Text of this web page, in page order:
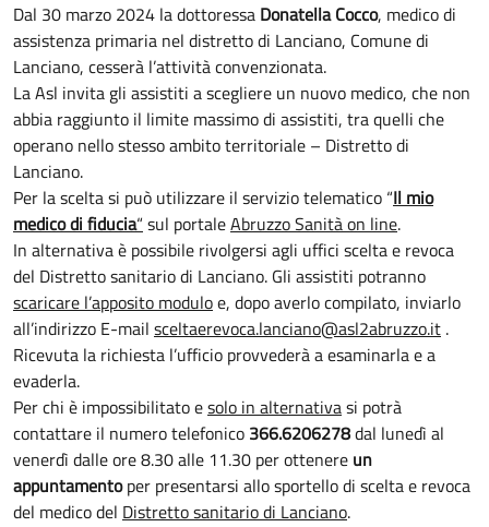
Dal 30 marzo 2024 la dottoressa Donatella Cocco, medico di
assistenza primaria nel distretto di Lanciano, Comune di
Lanciano, cesserà l’attività convenzionata.
La Asl invita gli assistiti a scegliere un nuovo medico, che non
abbia raggiunto il limite massimo di assistiti, tra quelli che
operano nello stesso ambito territoriale – Distretto di
Lanciano.
Per la scelta si può utilizzare il servizio telematico “Il mio
medico di fiducia“ sul portaleAbruzzo Sanità on line.
In alternativa è possibile rivolgersi agli uffici scelta e revoca
del Distretto sanitario di Lanciano. Gli assistiti potranno
scaricare l’apposito moduloe, dopo averlo compilato, inviarlo
all’indirizzo E-mail sceltaerevoca.lanciano@asl2abruzzo.it .
Ricevuta la richiesta l’ufficio provvederà a esaminarla e a
evaderla.
Per chi è impossibilitato esolo in alternativasi potrà
contattare il numero telefonico 366.6206278dal lunedì al
venerdì dalle ore 8.30 alle 11.30 per ottenere un
appuntamentoper presentarsi allo sportello di scelta e revoca
del medico del Distretto sanitario di Lanciano.